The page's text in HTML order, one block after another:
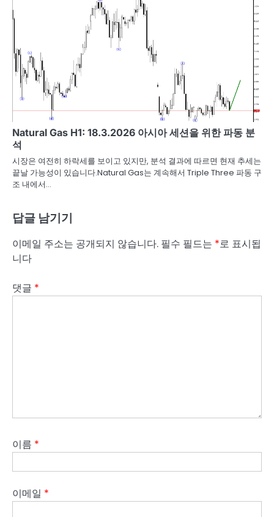
Natural Gas H1: 18.3.2026 아시아 세션을 위한 파동 분
석
시장은 여전히 하락세를 보이고 있지만, 분석 결과에 따르면 현재 추세는
끝날 가능성이 있습니다.Natural Gas는 계속해서 Triple Three 파동 구
조 내에서…
답글 남기기
이메일 주소는 공개되지 않습니다. 필수 필드는 *로 표시됩
니다
댓글 *
이름 *
이메일 *